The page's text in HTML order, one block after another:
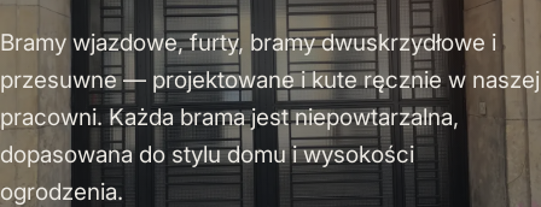
Bramy wjazdowe, furty, bramy dwuskrzydłowe i
przesuwne — projektowane i kute ręcznie w naszej
pracowni. Każda brama jest niepowtarzalna,
dopasowana do stylu domu i wysokości
ogrodzenia.